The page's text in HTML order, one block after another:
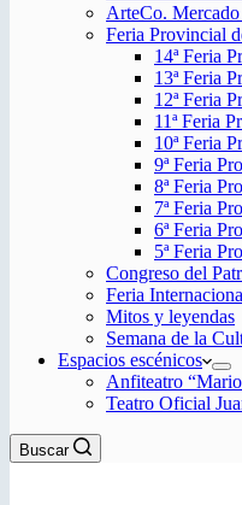
ArteCo.
Feria Provincial
14ª Feria
13ª Feria
12ª Feria
11ª Feria
10ª Feria
9ª Feria
8ª Feria
7ª Feria
6ª Feria
5ª Feria
Congreso del
Feria
Mitos y leyendas
Semana de la
Espacios escénicos
Anfiteatro
Teatro Oficial
Buscar